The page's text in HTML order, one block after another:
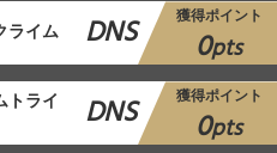
ライム DNS 獲得ポイント
0pts
トライ DNS 獲得ポイント
0pts